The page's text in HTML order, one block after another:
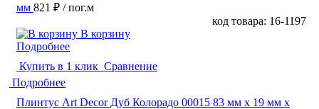
мм 821 ₽ / пог.м
код товара: 16-1197
В корзину
Подробнее
Купить в 1 клик Сравнение
Подробнее
Плинтус Art Decor Дуб Колорадо 00015 83 мм х 19 мм х